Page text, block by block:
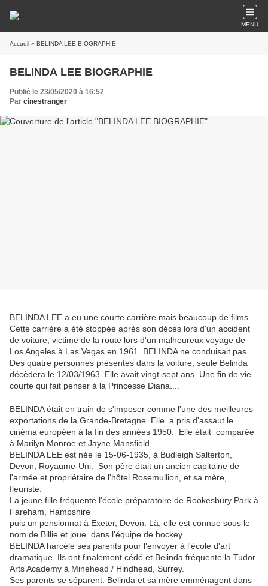
MENU
Accueil » BELINDA LEE BIOGRAPHIE
BELINDA LEE BIOGRAPHIE
Publié le 23/05/2020 à 16:52
Par cinestranger
BELINDA LEE a eu une courte carrière mais beaucoup de films.
Cette carrière a été stoppée après son décès lors d'un accident
de voiture, victime de la route lors d'un malheureux voyage de
Los Angeles à Las Vegas en 1961. BELINDA ne conduisait pas.
Des quatre personnes présentes dans la voiture, seule Belinda
décèdera le 12/03/1963. Elle avait vingt-sept ans. Une fin de vie
courte qui fait penser à la Princesse Diana....
BELINDAétait en train de s'imposer comme l'une des meilleures
exportations de la Grande-Bretagne. Elle a pris d'assaut le
cinéma européen à la fin des années 1950.
Elle était comparée
à Marilyn Monroe et Jayne Mansfield,
BELINDA LEE est née le 15-06-1935, à Budleigh Salterton,
Devon, Royaume-Uni. Son père était un ancien capitaine de
l'armée et propriétaire de l'hôtel Rosemullion, et sa mère,
fleuriste.
La jeune fille fréquente l'école préparatoire de Rookesbury Park à
Fareham, Hampshire
puis un pensionnat à Exeter, Devon. Là, elle est connue sous le
nom de Billie et joue dans l'équipe de hockey.
BELINDA harcèle ses parents pour l'envoyer à l'école d'art
dramatique. Ils ont finalement cédé et Belinda fréquente la Tudor
Arts Academy à Minehead / Hindhead, Surrey.
Ses parents se séparent. Belinda et sa mère emménagent dans